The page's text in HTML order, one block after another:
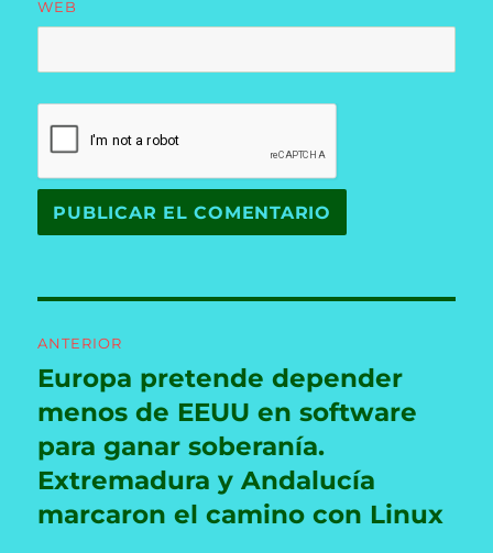
WEB
de
entradas
ANTERIOR
Entrada
anterior:
Europa pretende depender
menos de EEUU en software
para ganar soberanía.
Extremadura y Andalucía
marcaron el camino con Linux